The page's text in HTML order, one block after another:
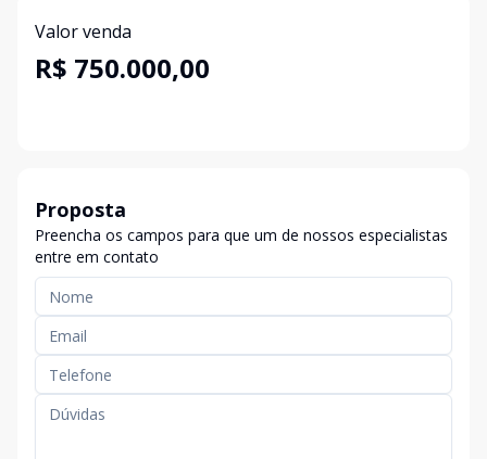
Valor venda
R$ 750.000,00
Proposta
Preencha os campos para que um de nossos especialistas
entre em contato